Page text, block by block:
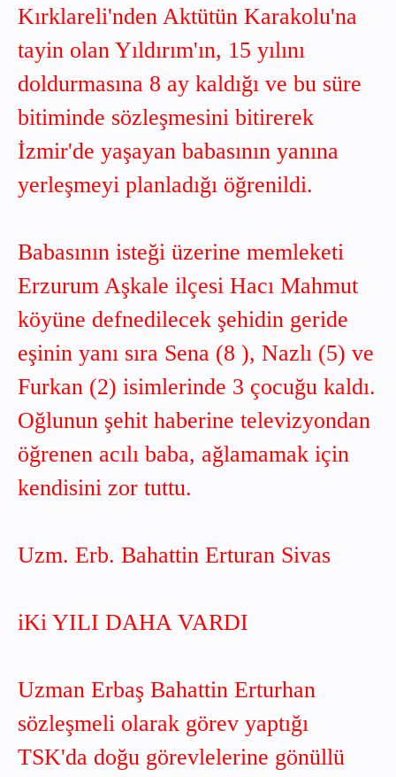
Kırklareli'nden Aktütün Karakolu'na
tayin olan Yıldırım'ın, 15 yılını
doldurmasına 8 ay kaldığı ve bu süre
bitiminde sözleşmesini bitirerek
İzmir'de yaşayan babasının yanına
yerleşmeyi planladığı öğrenildi.
Babasının isteği üzerine memleketi
Erzurum Aşkale ilçesi Hacı Mahmut
köyüne defnedilecek şehidin geride
eşinin yanı sıra Sena (8 ), Nazlı (5) ve
Furkan (2) isimlerinde 3 çocuğu kaldı.
Oğlunun şehit haberine televizyondan
öğrenen acılı baba, ağlamamak için
kendisini zor tuttu.
Uzm. Erb. Bahattin Erturan Sivas
iKi YILI DAHA VARDI
Uzman Erbaş Bahattin Erturhan
sözleşmeli olarak görev yaptığı
TSK'da doğu görevlelerine gönüllü